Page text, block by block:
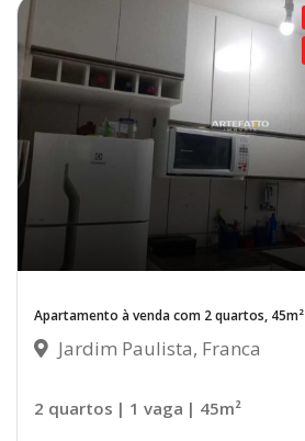
Apartamento à venda com 2 quartos, 45m²
Jardim Paulista, Franca
2 quartos | 1 vaga | 45m²